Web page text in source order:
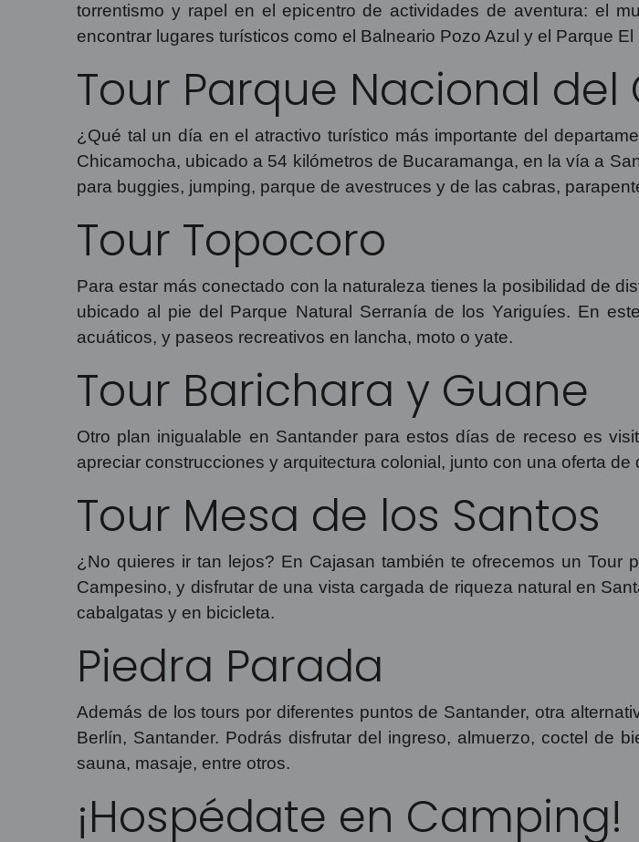
torrentismo y rapel en el epicentro de actividades de aventura: el
encontrar lugares turísticos como el Balneario Pozo Azul y el Parque El
Tour Parque Nacional
¿Qué tal un día en el atractivo turístico más importante del
Chicamocha, ubicado a 54 kilómetros de Bucaramanga, en la vía a
para buggies, jumping, parque de avestruces y de las cabras,
Tour Topocoro
Para estar más conectado con la naturaleza tienes la posibilidad de
ubicado al pie del Parque Natural Serranía de los Yariguíes. En
acuáticos, y paseos recreativos en lancha, moto o yate.
Tour Barichara y Guane
Otro plan inigualable en Santander para estos días de receso es
apreciar construcciones y arquitectura colonial, junto con una oferta
Tour Mesa de los Santos
¿No quieres ir tan lejos? En Cajasan también te ofrecemos un
Campesino, y disfrutar de una vista cargada de riqueza natural en
cabalgatas y en bicicleta.
Piedra Parada
Además de los tours por diferentes puntos de Santander, otra
Berlín, Santander. Podrás disfrutar del ingreso, almuerzo, coctel de
sauna, masaje, entre otros.
¡Hospédate en Camping!